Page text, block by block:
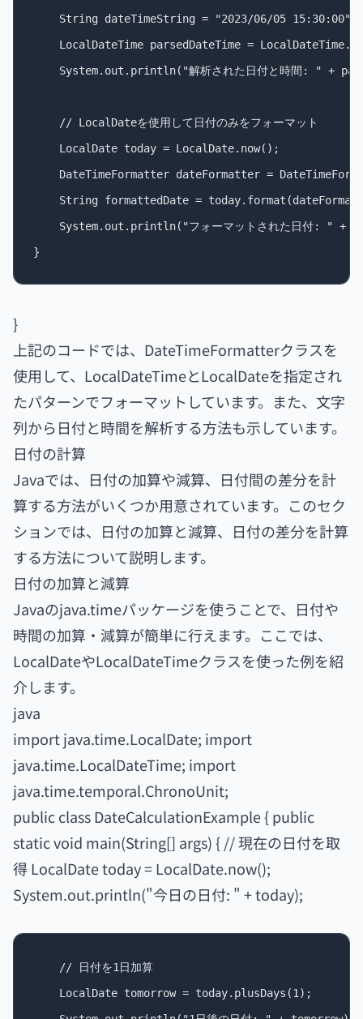
    String dateTimeString = "2023/06/05 15:30:00";
LocalDateTime parsedDateTime =
System.out.println("解析された日付と時間: " +
    // LocalDateを使用して日付のみをフォーマット
    LocalDate today = LocalDate.now();
DateTimeFormatter dateFormatter =
String formattedDate =
System.out.println("フォーマットされた日付: " +
}
上記のコードでは、DateTimeFormatterクラスを
使用して、LocalDateTimeとLocalDateを指定され
たパターンでフォーマットしています。また、文字
列から日付と時間を解析する方法も示しています。
日付の計算
Javaでは、日付の加算や減算、日付間の差分を計
算する方法がいくつか用意されています。このセク
ションでは、日付の加算と減算、日付の差分を計算
する方法について説明します。
日付の加算と減算
Javaのjava.timeパッケージを使うことで、日付や
時間の加算・減算が簡単に行えます。ここでは、
LocalDateやLocalDateTimeクラスを使った例を紹
介します。
java
import java.time.LocalDate; import
java.time.LocalDateTime; import
java.time.temporal.ChronoUnit;
public class DateCalculationExample { public
static void main(String[] args) { // 現在の日付を取
得 LocalDate today = LocalDate.now();
System.out.println("今日の日付: " + today);
    // 日付を1日加算
    LocalDate tomorrow = today.plusDays(1);